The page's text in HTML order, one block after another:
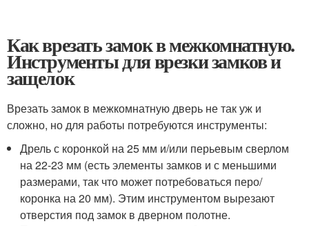
Как врезать замок в межкомнатную.
Инструменты для врезки замков и
защелок
Врезать замок в межкомнатную дверь не так уж и
сложно, но для работы потребуются инструменты:
Дрель с коронкой на 25 мм и/или перьевым сверлом
на 22-23 мм (есть элементы замков и с меньшими
размерами, так что может потребоваться перо/
коронка на 20 мм). Этим инструментом вырезают
отверстия под замок в дверном полотне.